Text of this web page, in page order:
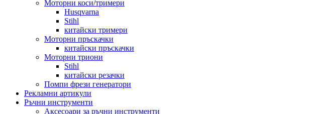
Моторни коси/тримери
Husqvarna
Stihl
китайски тримери
Моторни пръскачки
китайски пръскачки
Моторни триони
Stihl
китайски резачки
Помпи фрези генератори
Рекламни артикули
Ръчни инструменти
Аксесоари за ръчни инструменти